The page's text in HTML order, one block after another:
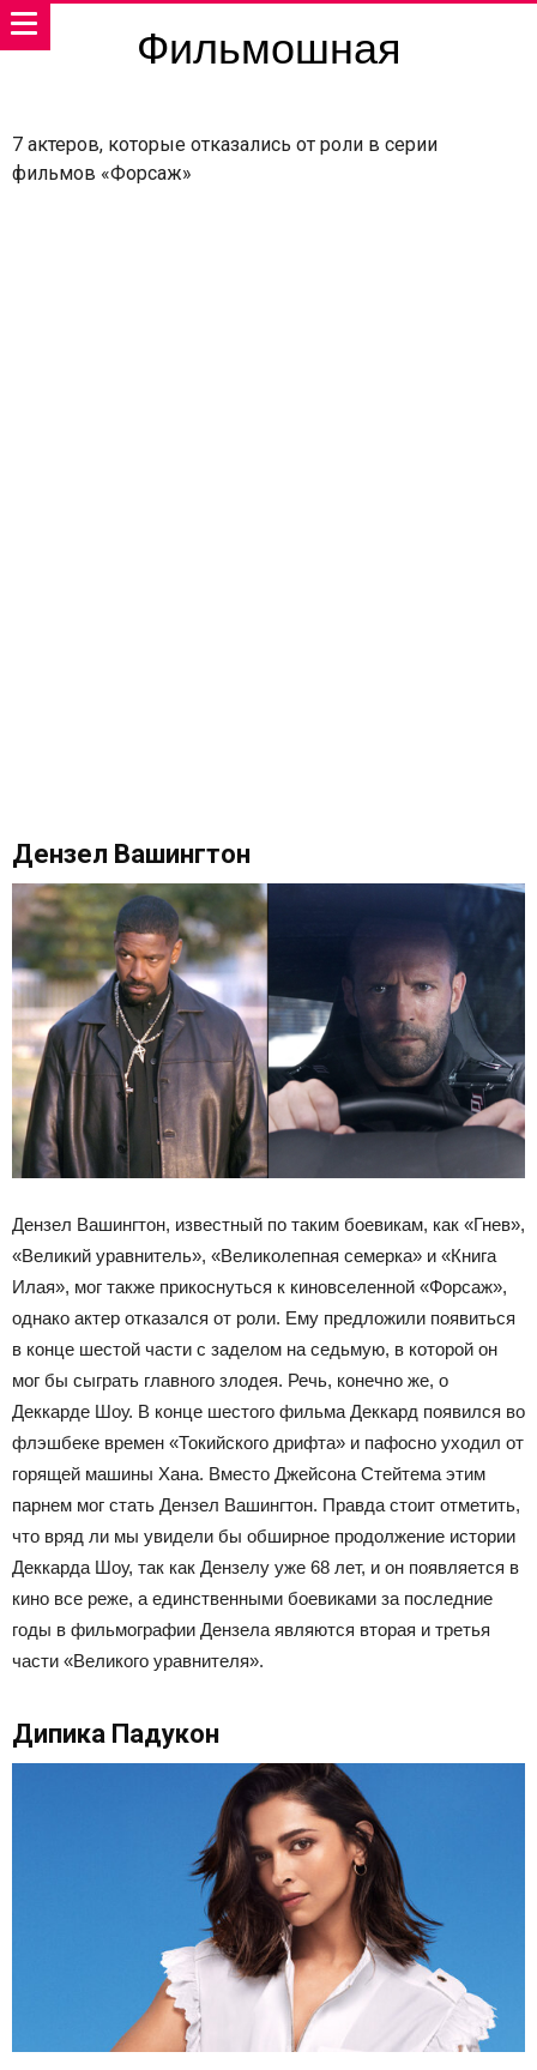
Фильмошная
7 актеров, которые отказались от роли в серии
фильмов «Форсаж»
Дензел Вашингтон
Дензел Вашингтон, известный по таким боевикам, как «Гнев»,
«Великий уравнитель», «Великолепная семерка» и «Книга
Илая», мог также прикоснуться к киновселенной «Форсаж»,
однако актер отказался от роли. Ему предложили появиться
в конце шестой части с заделом на седьмую, в которой он
мог бы сыграть главного злодея. Речь, конечно же, о
Деккарде Шоу. В конце шестого фильма Деккард появился во
флэшбеке времен «Токийского дрифта» и пафосно уходил от
горящей машины Хана. Вместо Джейсона Стейтема этим
парнем мог стать Дензел Вашингтон. Правда стоит отметить,
что вряд ли мы увидели бы обширное продолжение истории
Деккарда Шоу, так как Дензелу уже 68 лет, и он появляется в
кино все реже, а единственными боевиками за последние
годы в фильмографии Дензела являются вторая и третья
части «Великого уравнителя».
Дипика Падукон